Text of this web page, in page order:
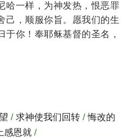
哈一样，为神发热，恨恶罪
己，顺服你旨。愿我们的生
你！奉耶稣基督的圣名，
/ 求神使我们回转 /悔改的
感恩就 /